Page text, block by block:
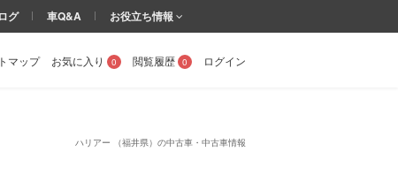
ハリアー （福井県）の中古車・中古車情報
マップ お気に入り 0 閲覧履歴 0 ログイン
グ 車Q&A お役立ち情報